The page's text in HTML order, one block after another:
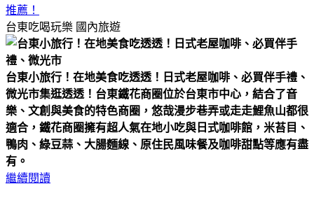
推薦！
台東吃喝玩樂 國內旅遊
台東小旅行！在地美食吃透透！日式老屋咖啡、必買伴手禮、
微光市集逛透透！ 台東鐵花商圈位於台東市中心，結合了音
樂、文創與美食的特色商圈，悠哉漫步巷弄或走走鯉魚山都很
適合，鐵花商圈擁有超人氣在地小吃與日式咖啡館，米苔目、
鴨肉、綠豆蒜、大腸麵線、原住民風味餐及咖啡甜點等應有盡
有。
繼續閱讀